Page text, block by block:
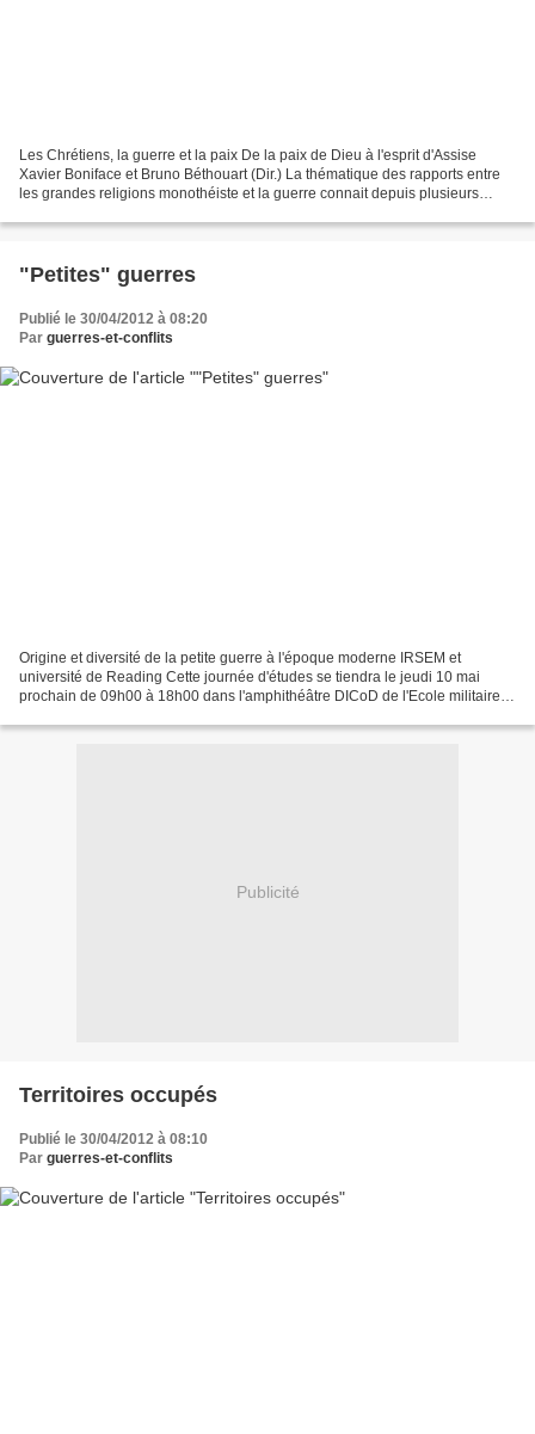
Les Chrétiens, la guerre et la paix De la paix de Dieu à l'esprit d'Assise
Xavier Boniface et Bruno Béthouart (Dir.) La thématique des rapports entre
les grandes religions monothéiste et la guerre connait depuis plusieurs
"Petites" guerres
Publié le 30/04/2012 à 08:20
Par guerres-et-conflits
Origine et diversité de la petite guerre à l'époque moderne IRSEM et
université de Reading Cette journée d'études se tiendra le jeudi 10 mai
prochain de 09h00 à 18h00 dans l'amphithéâtre DICoD de l'Ecole militaire.
Publicité
Territoires occupés
Publié le 30/04/2012 à 08:10
Par guerres-et-conflits